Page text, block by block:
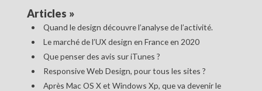
Articles »
Quand le design découvre l’analyse de l’activité.
Le marché de l’UX design en France en 2020
Que penser des avis sur iTunes ?
Responsive Web Design, pour tous les sites ?
Après Mac OS X et Windows Xp, que va devenir le